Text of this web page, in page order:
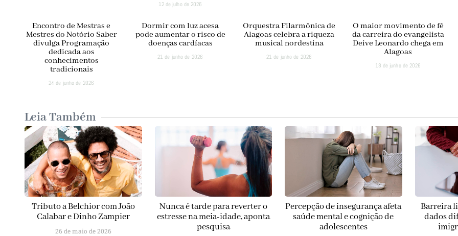
12 de julho de 2026
Encontro de Mestras e
Mestres do Notório Saber
divulga Programação
dedicada aos
conhecimentos
tradicionais
24 de junho de 2026
Dormir com luz acesa
pode aumentar o risco de
doenças cardíacas
21 de junho de 2026
Orquestra Filarmônica de
Alagoas celebra a riqueza
musical nordestina
21 de junho de 2026
O maior movimento de fé
da carreira do evangelista
Deive Leonardo chega em
Alagoas
18 de junho de 2026
Leia Também
Tributo a Belchior com João
Calabar e Dinho Zampier
26 de maio de 2026
Nunca é tarde para reverter o
estresse na meia-idade, aponta
pesquisa
Percepção de insegurança afeta
saúde mental e cognição de
adolescentes
Barreira
dados